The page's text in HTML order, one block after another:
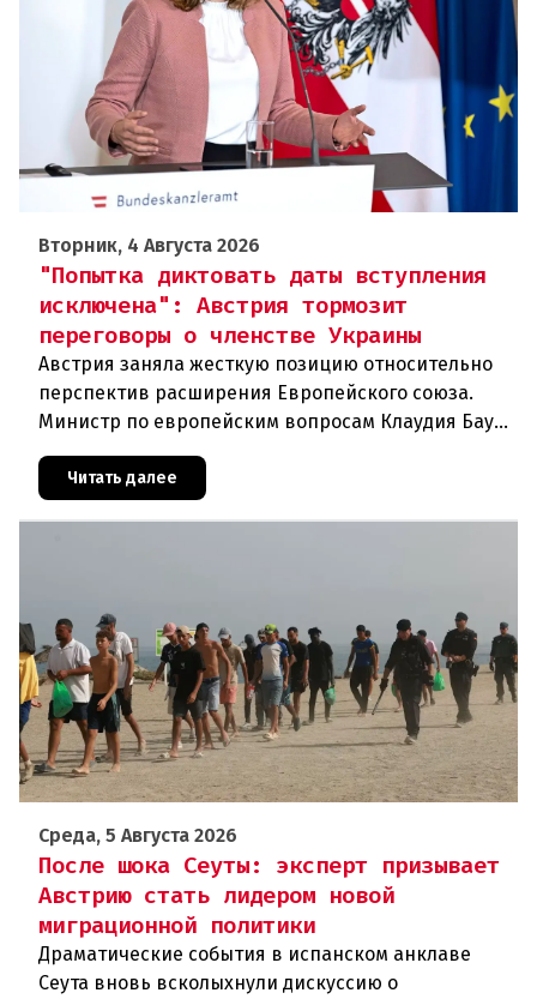
Вторник, 4 Августа 2026
"Попытка диктовать даты вступления
исключена": Австрия тормозит
переговоры о членстве Украины
Австрия заняла жесткую позицию относительно
перспектив расширения Европейского союза.
Министр по европейским вопросам Клаудия Бауэр
(ÖVP) категорически исключила возможность
ускоренного присоединения
Читать далее
Среда, 5 Августа 2026
После шока Сеуты: эксперт призывает
Австрию стать лидером новой
миграционной политики
Драматические события в испанском анклаве
Сеута вновь всколыхнули дискуссию о